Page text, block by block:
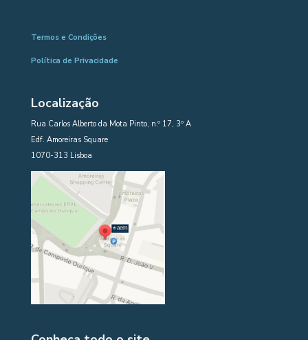
Termos e Condições
Política de Privacidade
Localização
Rua Carlos Alberto da Mota Pinto, n.º 17, 3º A
Edf. Amoreiras Square
1070-313 Lisboa